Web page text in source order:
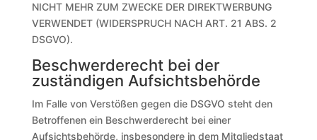
NICHT MEHR ZUM ZWECKE DER DIREKTWERBUNG
VERWENDET (WIDERSPRUCH NACH ART. 21 ABS. 2
DSGVO).
Beschwerde­recht bei der
zuständigen Aufsichts­behörde
Im Falle von Verstößen gegen die DSGVO steht den
Betroffenen ein Beschwerderecht bei einer
Aufsichtsbehörde, insbesondere in dem Mitgliedstaat